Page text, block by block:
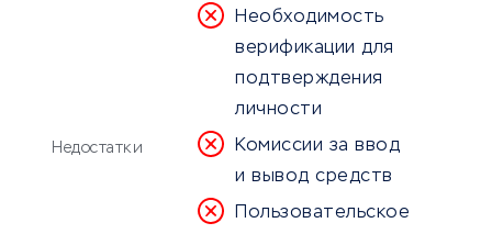
Недостатки
Необходимость
верификации для
подтверждения
личности
Комиссии за ввод
и вывод средств
Пользовательское